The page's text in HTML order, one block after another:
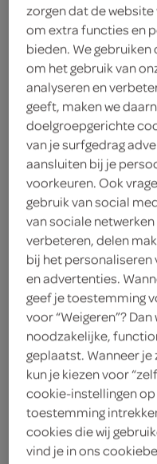
Melkan
Melkan
1.
59
1 Liter
Let op:
producten, maar
verwerkt in de
zorgen dat de
om extra functies en
bieden. We
om het gebruik van
analyseren en
geeft, maken we
doelgroepgerichte
van je surfgedrag
aansluiten bij je
voorkeuren. Ook
gebruik van social
van sociale
verbeteren, delen
bij het personaliseren
en advertenties.
geef je toestemming
voor “Weigeren”?
noodzakelijke,
geplaatst. Wanneer
kun je kiezen voor
cookie-instellingen
toestemming
cookies die wij
vind je in ons